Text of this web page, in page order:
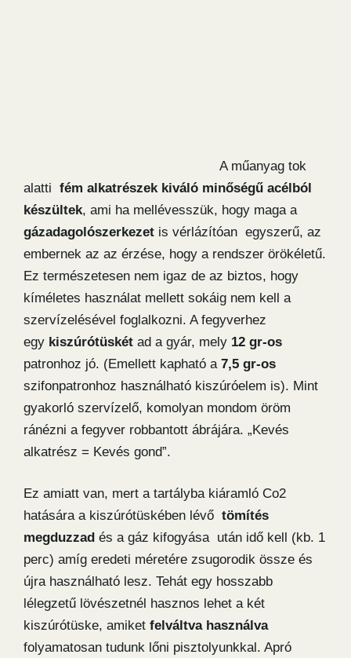
A műanyag tok
alatti fém alkatrészek kiváló minőségű acélból
készültek, ami ha mellévesszük, hogy maga a
gázadagolószerkezet is vérlázítóan egyszerű, az
embernek az az érzése, hogy a rendszer örökéletű.
Ez természetesen nem igaz de az biztos, hogy
kíméletes használat mellett sokáig nem kell a
szervízelésével foglalkozni. A fegyverhez
egy kiszúrótüskét ad a gyár, mely 12 gr-os
patronhoz jó. (Emellett kapható a 7,5 gr-os
szifonpatronhoz használható kiszúróelem is). Mint
gyakorló szervízelő, komolyan mondom öröm
ránézni a fegyver robbantott ábrájára. „Kevés
alkatrész = Kevés gond”.
Ez amiatt van, mert a tartályba kiáramló Co2
hatására a kiszúrótüskében lévő tömítés
megduzzad és a gáz kifogyása után idő kell (kb. 1
perc) amíg eredeti méretére zsugorodik össze és
újra használható lesz. Tehát egy hosszabb
lélegzetű lövészetnél hasznos lehet a két
kiszúrótüske, amiket felváltva használva
folyamatosan tudunk lőni pisztolyunkkal. Apró